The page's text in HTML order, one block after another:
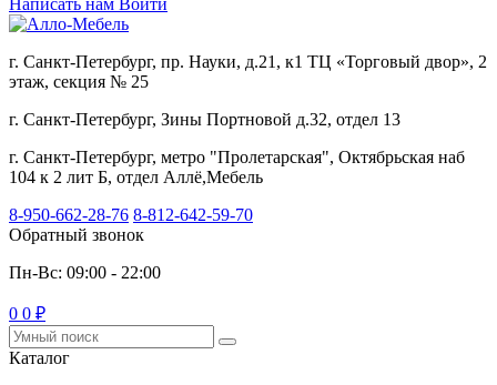
Написать нам Войти
г. Санкт-Петербург, пр. Науки, д.21, к1 ТЦ «Торговый двор», 2
этаж, секция № 25
г. Санкт-Петербург, Зины Портновой д.32, отдел 13
г. Санкт-Петербург, метро "Пролетарская", Октябрьская наб
104 к 2 лит Б, отдел Аллё,Мебель
8-950-662-28-76 8-812-642-59-70
Обратный звонок
Пн-Вс: 09:00 - 22:00
0 0 ₽
Каталог